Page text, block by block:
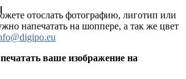
отослать фотографию, лиготип или
напечатать на шоппере, а так же цвет
ваше изображение на